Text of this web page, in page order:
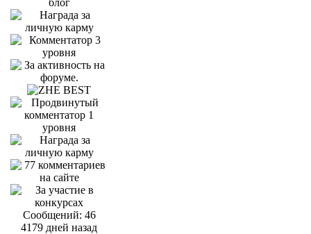
Сообщений: 46
4179 дней назад